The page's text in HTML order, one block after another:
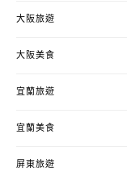
大阪旅遊
大阪美食
宜蘭旅遊
宜蘭美食
屏東旅遊